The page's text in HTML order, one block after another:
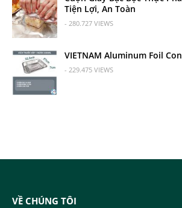
Tiện Lợi, An Toàn
- 280.727 VIEWS
VIETNAM Aluminum Foil
- 229.475 VIEWS
VỀ CHÚNG TÔI